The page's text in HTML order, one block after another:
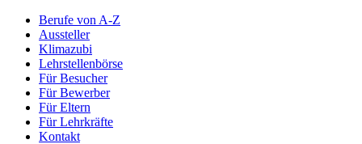
Berufe von A-Z
Aussteller
Klimazubi
Lehrstellenbörse
Für Besucher
Für Bewerber
Für Eltern
Für Lehrkräfte
Kontakt